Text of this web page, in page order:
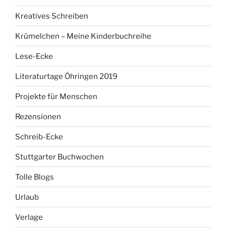
Kreatives Schreiben
Krümelchen – Meine Kinderbuchreihe
Lese-Ecke
Literaturtage Öhringen 2019
Projekte für Menschen
Rezensionen
Schreib-Ecke
Stuttgarter Buchwochen
Tolle Blogs
Urlaub
Verlage